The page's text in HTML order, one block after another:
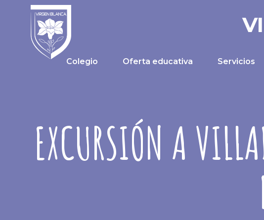
Colegio Oferta educativa Servicios
EXCURSIÓN A